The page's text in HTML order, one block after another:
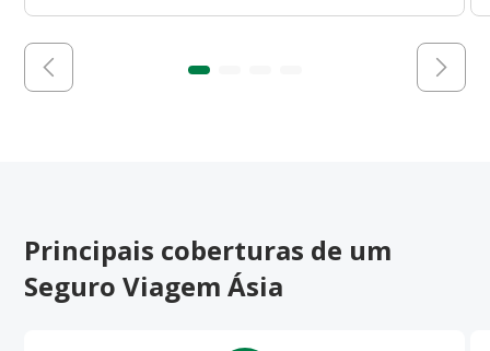
Principais coberturas de um
Seguro Viagem Ásia